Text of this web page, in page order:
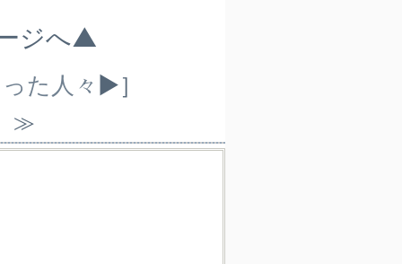
ジへ▲
た人々 ▶］
≫